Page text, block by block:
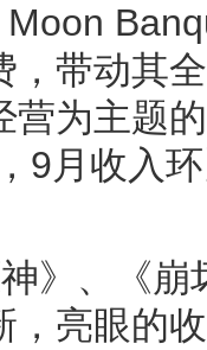
Moon
，带动其
营为主题
9月收入
》、《
，亮眼的